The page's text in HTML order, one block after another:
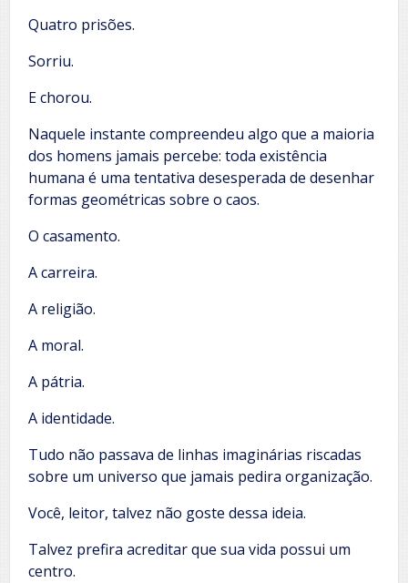
Quatro prisões.
Sorriu.
E chorou.
Naquele instante compreendeu algo que a maioria
dos homens jamais percebe: toda existência
humana é uma tentativa desesperada de desenhar
formas geométricas sobre o caos.
O casamento.
A carreira.
A religião.
A moral.
A pátria.
A identidade.
Tudo não passava de linhas imaginárias riscadas
sobre um universo que jamais pedira organização.
Você, leitor, talvez não goste dessa ideia.
Talvez prefira acreditar que sua vida possui um
centro.